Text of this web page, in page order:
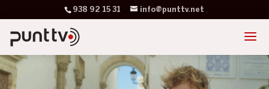
938 92 15 31 info@punttv.net